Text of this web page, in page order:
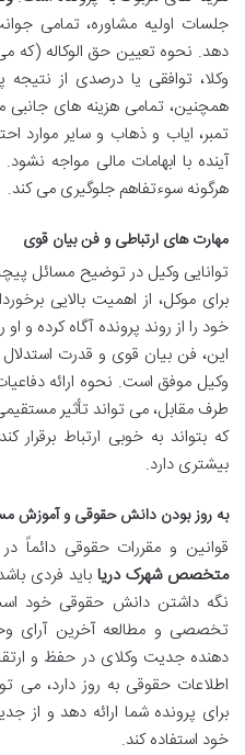
جلسات اولیه مشاوره، تمامی
دهد. نحوه تعیین حق الوکاله (که
وکلا، توافقی یا درصدی از نتیجه
همچنین، تمامی هزینه های جانبی
تمبر، ایاب و ذهاب و سایر موارد
آینده با ابهامات مالی مواجه
هرگونه سوءتفاهم جلوگیری می کند.
مهارت های ارتباطی و فن بیان قوی
توانایی وکیل در توضیح مسائل
برای موکل، از اهمیت بالایی
خود را از روند پرونده آگاه کرده و
این، فن بیان قوی و قدرت
وکیل موفق است. نحوه ارائه
طرف مقابل، می تواند تأثیر
که بتواند به خوبی ارتباط
بیشتری دارد.
به روز بودن دانش حقوقی و آموزش
قوانین و مقررات حقوقی دائماً
متخصص شهرک دریاباید فردی
نگه داشتن دانش حقوقی خود
تخصصی و مطالعه آخرین آرای
دهنده جدیت وکلای در حفظ و
اطلاعات حقوقی به روز دارد، می
برای پرونده شما ارائه دهد و از
خود استفاده کند.